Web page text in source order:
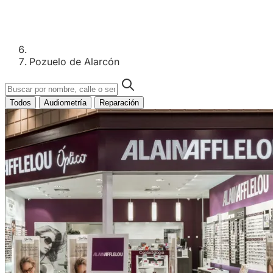
Pozuelo de Alarcón
Todos Audiometría Reparación